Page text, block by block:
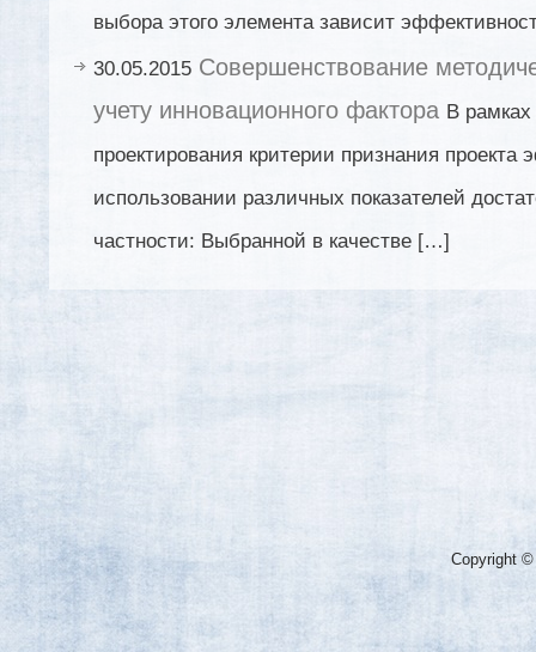
выбора этого элемента зависит
30.05.2015 Совершенствование
учету инновационного фактора В рамках
проектирования критерии признания
использовании различных показателей
частности: Выбранной в качестве […]
Copyright ©